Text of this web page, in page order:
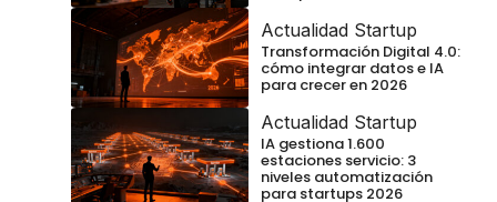
Actualidad Startup
Transformación Digital 4.0:
cómo integrar datos e IA
para crecer en 2026
Actualidad Startup
IA gestiona 1.600
estaciones servicio: 3
niveles automatización
para startups 2026